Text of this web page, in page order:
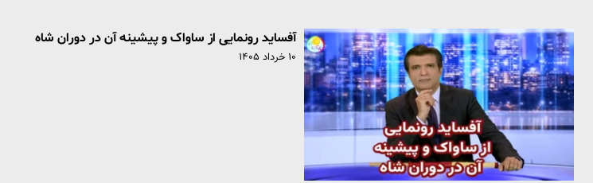
آفساید رونمایی از ساواک و پیشینه آن در دوران شاه
۱۰ خرداد ۱۴۰۵